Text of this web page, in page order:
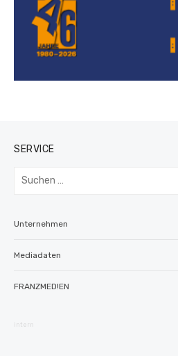
SERVICE
Suchen
Unternehmen
Mediadaten
FRANZMED!EN
intern